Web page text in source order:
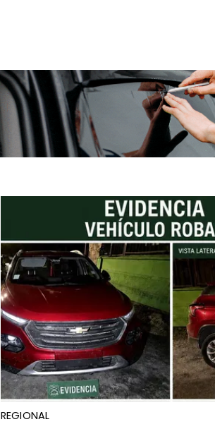
REGIONAL